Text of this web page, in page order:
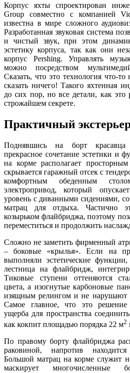
Корпус яхты спроектирован
Group совместно с компанией
известна в мире сложного
Разработанная звуковая система
и чистый звук, при этом
эстетику корпуса, так как они
корпус Pershing. Управлять
можно посредством
Сказать, что это технология что-
сказать ничего! Такого яхтенная
до сих пор, но все детали, как это
строжайшем секрете.
Практичный
Поднявшись на борт
прекрасное сочетание эстетики и
на корме располагает
скрывается гаражный отсек с
комфортным обеденным
электропривод, который
уровень с диванными сидениями,
матрац для отдыха. Частично
козырьком флайбриджа, поэтому
переместиться и продолжить
Сложно не заметить фирменный
– боковые «крылья». Если на
выполняли эстетические
лестница на флайбридж,
Тиковые ступени оттеняются
цвета, а изогнутые карбоновые
изящным релингом и не нарушают
Самое главное, что это решение
ущерба для пространства
как кокпит площадью порядка 22 м2
По правому борту флайбриджа
раковиной, напротив
Большой матрац на корме служит
маскирует многочисленные